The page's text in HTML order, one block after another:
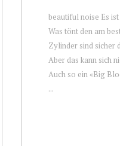
beautiful noise Es
Was tönt den am
Zylinder sind sicher
Aber das kann sich
Auch so ein «Big
...